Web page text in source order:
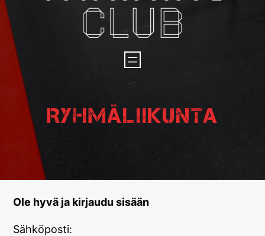
Ryhmäliikunta
Ole hyvä ja kirjaudu sisään
Sähköposti: